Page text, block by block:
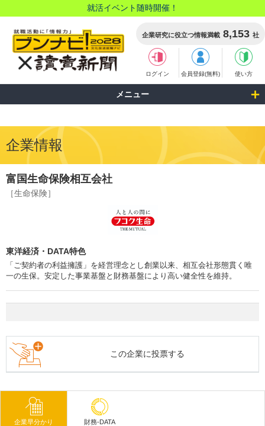
就活イベント随時開催！
企業研究に役立つ情報満載 8,153 社
ログイン 会員登録(無料) 使い方
メニュー
企業情報
富国生命保険相互会社
［生命保険］
東洋経済・DATA特色
「ご契約者の利益擁護」を経営理念とし創業以来、相互会社形態貫く唯
一の生保。安定した事業基盤と財務基盤により高い健全性を維持。
この企業に投票する
企業早分かり 財務-DATA